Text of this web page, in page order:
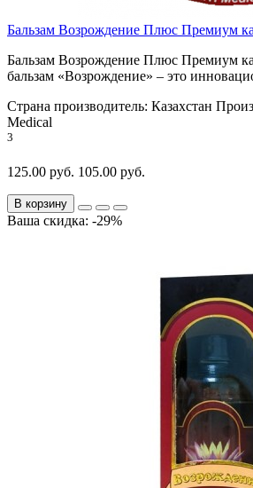
Бальзам Возрождение Плюс Премиум
Бальзам Возрождение Плюс Премиум
бальзам «Возрождение» – это
Страна производитель: Казахстан
Medical
3
125.00 руб. 105.00 руб.
В корзину
Ваша скидка: -29%